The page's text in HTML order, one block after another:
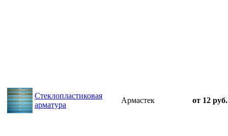
Стеклопластиковая
арматура
Армастек от 12 руб.